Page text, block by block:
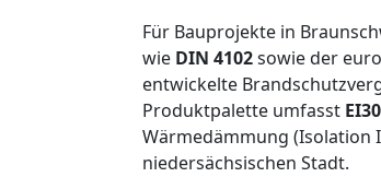
Für Bauprojekte in
wie DIN 4102sowie der
entwickelte
Produktpalette umfasst
Wärmedämmung (Isolation
niedersächsischen Stadt.